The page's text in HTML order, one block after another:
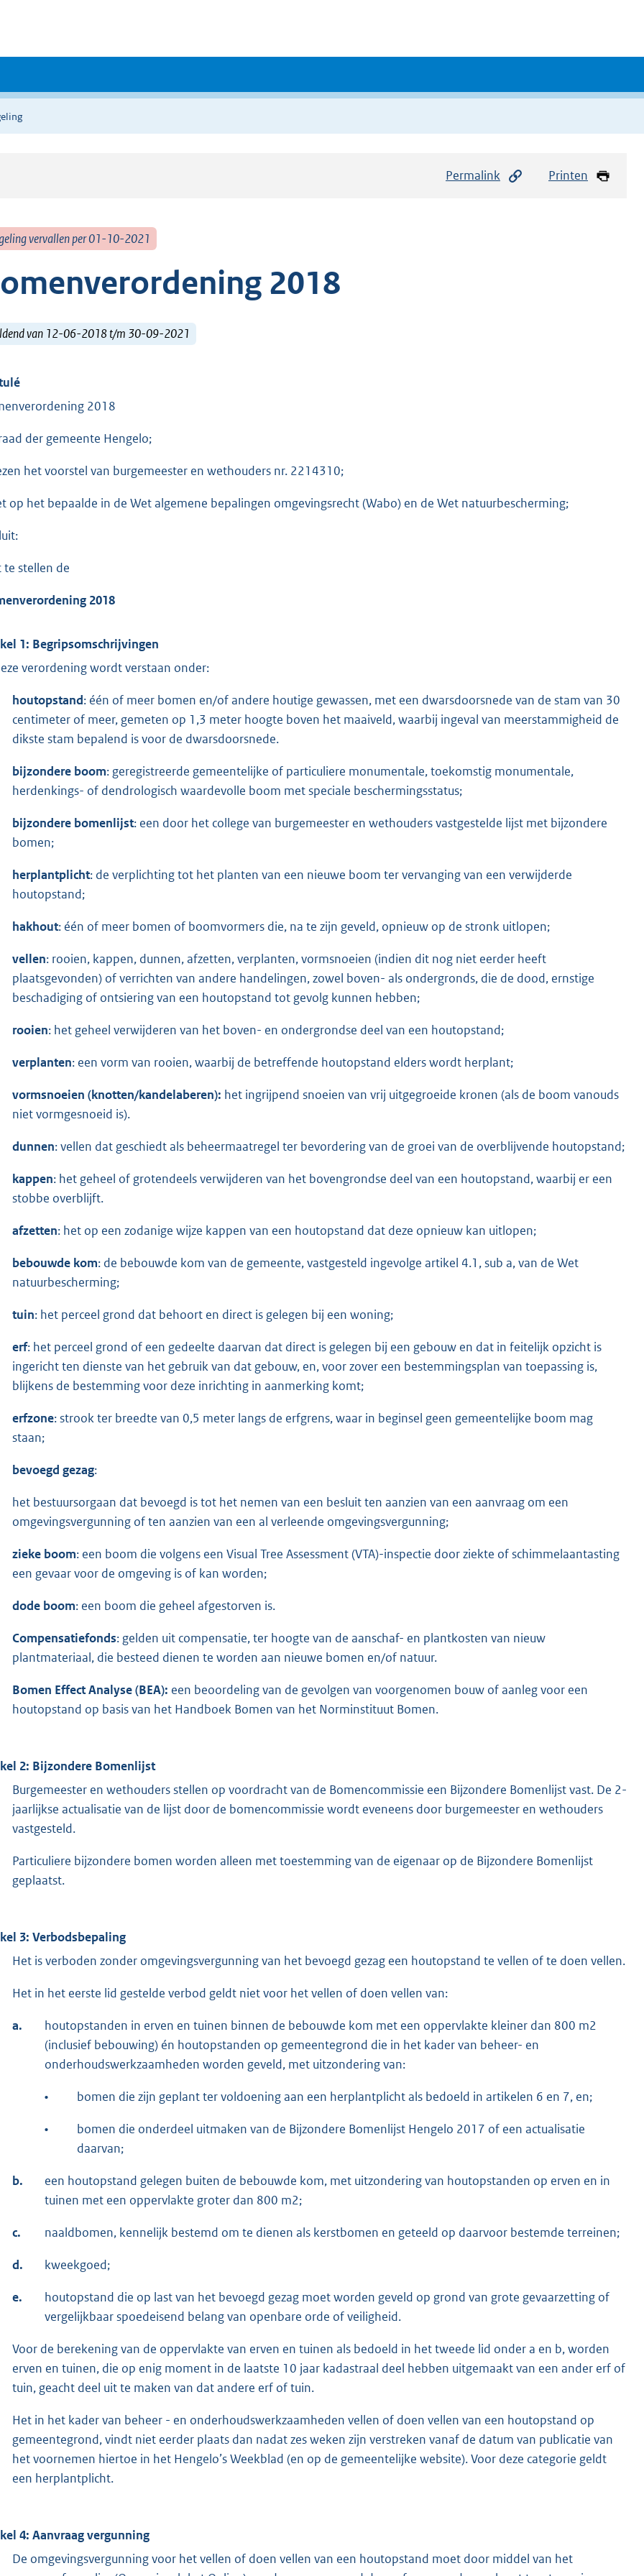
Permalink Printen
vervallen per 01-10-2021
2018
van 12-06-2018 t/m 30-09-2021
2018
der gemeente Hengelo;
het voorstel van burgemeester en wethouders nr. 2214310;
op het bepaalde in de Wet algemene bepalingen omgevingsrecht (Wabo) en de Wet natuurbescherming;
te stellen de
2018
1: Begripsomschrijvingen
verordening wordt verstaan onder:
houtopstand: één of meer bomen en/of andere houtige gewassen, met een dwarsdoorsnede van de stam van 30
centimeter of meer, gemeten op 1,3 meter hoogte boven het maaiveld, waarbij ingeval van meerstammigheid de
dikste stam bepalend is voor de dwarsdoorsnede.
bijzondere boom: geregistreerde gemeentelijke of particuliere monumentale, toekomstig monumentale,
herdenkings- of dendrologisch waardevolle boom met speciale beschermingsstatus;
bijzondere bomenlijst: een door het college van burgemeester en wethouders vastgestelde lijst met bijzondere
bomen;
herplantplicht: de verplichting tot het planten van een nieuwe boom ter vervanging van een verwijderde
houtopstand;
hakhout: één of meer bomen of boomvormers die, na te zijn geveld, opnieuw op de stronk uitlopen;
vellen: rooien, kappen, dunnen, afzetten, verplanten, vormsnoeien (indien dit nog niet eerder heeft
plaatsgevonden) of verrichten van andere handelingen, zowel boven- als ondergronds, die de dood, ernstige
beschadiging of ontsiering van een houtopstand tot gevolg kunnen hebben;
rooien: het geheel verwijderen van het boven- en ondergrondse deel van een houtopstand;
verplanten: een vorm van rooien, waarbij de betreffende houtopstand elders wordt herplant;
vormsnoeien (knotten/kandelaberen): het ingrijpend snoeien van vrij uitgegroeide kronen (als de boom vanouds
niet vormgesnoeid is).
dunnen: vellen dat geschiedt als beheermaatregel ter bevordering van de groei van de overblijvende houtopstand;
kappen: het geheel of grotendeels verwijderen van het bovengrondse deel van een houtopstand, waarbij er een
stobbe overblijft.
afzetten: het op een zodanige wijze kappen van een houtopstand dat deze opnieuw kan uitlopen;
bebouwde kom: de bebouwde kom van de gemeente, vastgesteld ingevolge artikel 4.1, sub a, van de Wet
natuurbescherming;
tuin: het perceel grond dat behoort en direct is gelegen bij een woning;
erf: het perceel grond of een gedeelte daarvan dat direct is gelegen bij een gebouw en dat in feitelijk opzicht is
ingericht ten dienste van het gebruik van dat gebouw, en, voor zover een bestemmingsplan van toepassing is,
blijkens de bestemming voor deze inrichting in aanmerking komt;
erfzone: strook ter breedte van 0,5 meter langs de erfgrens, waar in beginsel geen gemeentelijke boom mag
staan;
bevoegd gezag:
het bestuursorgaan dat bevoegd is tot het nemen van een besluit ten aanzien van een aanvraag om een
omgevingsvergunning of ten aanzien van een al verleende omgevingsvergunning;
zieke boom: een boom die volgens een Visual Tree Assessment (VTA)-inspectie door ziekte of schimmelaantasting
een gevaar voor de omgeving is of kan worden;
dode boom: een boom die geheel afgestorven is.
Compensatiefonds: gelden uit compensatie, ter hoogte van de aanschaf- en plantkosten van nieuw
plantmateriaal, die besteed dienen te worden aan nieuwe bomen en/of natuur.
Bomen Effect Analyse (BEA): een beoordeling van de gevolgen van voorgenomen bouw of aanleg voor een
houtopstand op basis van het Handboek Bomen van het Norminstituut Bomen.
2: Bijzondere Bomenlijst
Burgemeester en wethouders stellen op voordracht van de Bomencommissie een Bijzondere Bomenlijst vast. De 2-
jaarlijkse actualisatie van de lijst door de bomencommissie wordt eveneens door burgemeester en wethouders
vastgesteld.
Particuliere bijzondere bomen worden alleen met toestemming van de eigenaar op de Bijzondere Bomenlijst
geplaatst.
3: Verbodsbepaling
Het is verboden zonder omgevingsvergunning van het bevoegd gezag een houtopstand te vellen of te doen vellen.
Het in het eerste lid gestelde verbod geldt niet voor het vellen of doen vellen van:
a.
houtopstanden in erven en tuinen binnen de bebouwde kom met een oppervlakte kleiner dan 800 m2
(inclusief bebouwing) én houtopstanden op gemeentegrond die in het kader van beheer- en
onderhoudswerkzaamheden worden geveld, met uitzondering van:
• bomen die zijn geplant ter voldoening aan een herplantplicht als bedoeld in artikelen 6 en 7, en;
•
bomen die onderdeel uitmaken van de Bijzondere Bomenlijst Hengelo 2017 of een actualisatie
daarvan;
b.
een houtopstand gelegen buiten de bebouwde kom, met uitzondering van houtopstanden op erven en in
tuinen met een oppervlakte groter dan 800 m2;
c. naaldbomen, kennelijk bestemd om te dienen als kerstbomen en geteeld op daarvoor bestemde terreinen;
d. kweekgoed;
e.
houtopstand die op last van het bevoegd gezag moet worden geveld op grond van grote gevaarzetting of
vergelijkbaar spoedeisend belang van openbare orde of veiligheid.
Voor de berekening van de oppervlakte van erven en tuinen als bedoeld in het tweede lid onder a en b, worden
erven en tuinen, die op enig moment in de laatste 10 jaar kadastraal deel hebben uitgemaakt van een ander erf of
tuin, geacht deel uit te maken van dat andere erf of tuin.
Het in het kader van beheer - en onderhoudswerkzaamheden vellen of doen vellen van een houtopstand op
gemeentegrond, vindt niet eerder plaats dan nadat zes weken zijn verstreken vanaf de datum van publicatie van
het voornemen hiertoe in het Hengelo’s Weekblad (en op de gemeentelijke website). Voor deze categorie geldt
een herplantplicht.
4: Aanvraag vergunning
De omgevingsvergunning voor het vellen of doen vellen van een houtopstand moet door middel van het